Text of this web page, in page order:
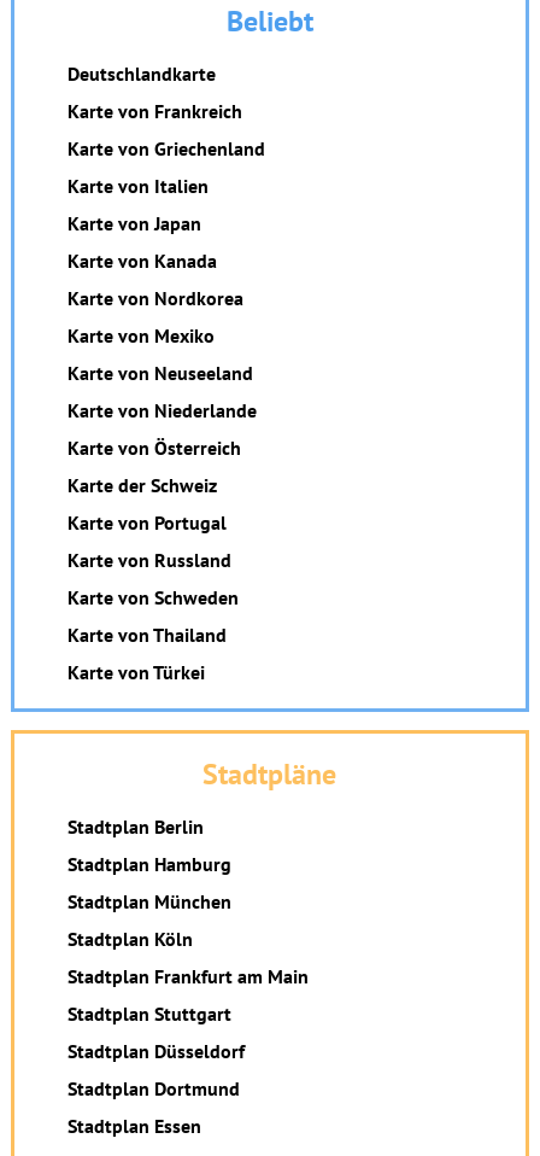
Beliebt
Deutschlandkarte
Karte von Frankreich
Karte von Griechenland
Karte von Italien
Karte von Japan
Karte von Kanada
Karte von Nordkorea
Karte von Mexiko
Karte von Neuseeland
Karte von Niederlande
Karte von Österreich
Karte der Schweiz
Karte von Portugal
Karte von Russland
Karte von Schweden
Karte von Thailand
Karte von Türkei
Stadtpläne
Stadtplan Berlin
Stadtplan Hamburg
Stadtplan München
Stadtplan Köln
Stadtplan Frankfurt am Main
Stadtplan Stuttgart
Stadtplan Düsseldorf
Stadtplan Dortmund
Stadtplan Essen